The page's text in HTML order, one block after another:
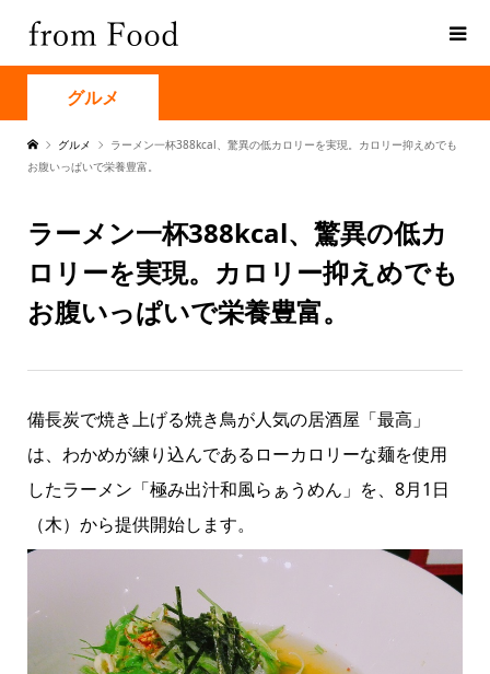
グルメ
グルメ
ラーメン一杯388kcal、驚異の低カロリーを実現。カロリー抑えめでも
お腹いっぱいで栄養豊富。
ラーメン一杯388kcal、驚異の低カ
ロリーを実現。カロリー抑えめでも
お腹いっぱいで栄養豊富。
備長炭で焼き上げる焼き鳥が人気の居酒屋「最高」
は、わかめが練り込んであるローカロリーな麺を使用
したラーメン「極み出汁和風らぁうめん」を、8月1日
（木）から提供開始します。